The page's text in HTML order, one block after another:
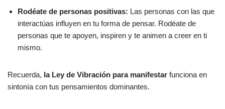
Rodéate de personas positivas: Las personas con las que
interactúas influyen en tu forma de pensar. Rodéate de
personas que te apoyen, inspiren y te animen a creer en ti
mismo.
Recuerda, la Ley de Vibración para manifestar funciona en
sintonía con tus pensamientos dominantes.